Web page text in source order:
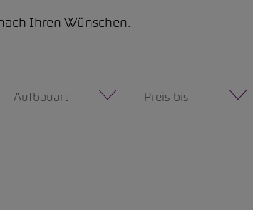
Ihren Wünschen.
Aufbauart Preis bis